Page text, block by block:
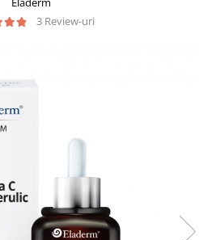
3 Review-uri